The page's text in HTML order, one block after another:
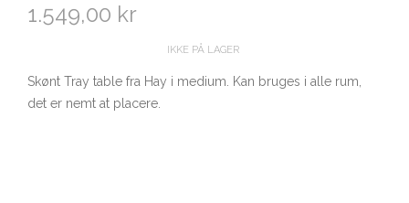
1.549,00 kr
IKKE PÅ LAGER
Skønt Tray table fra Hay i medium. Kan bruges i alle rum,
det er nemt at placere.